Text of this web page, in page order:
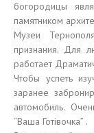
богородицы
памятником
Музеи
признания. Для
работает
Чтобы успеть
заранее
автомобиль.
“Ваша Готівочка” .